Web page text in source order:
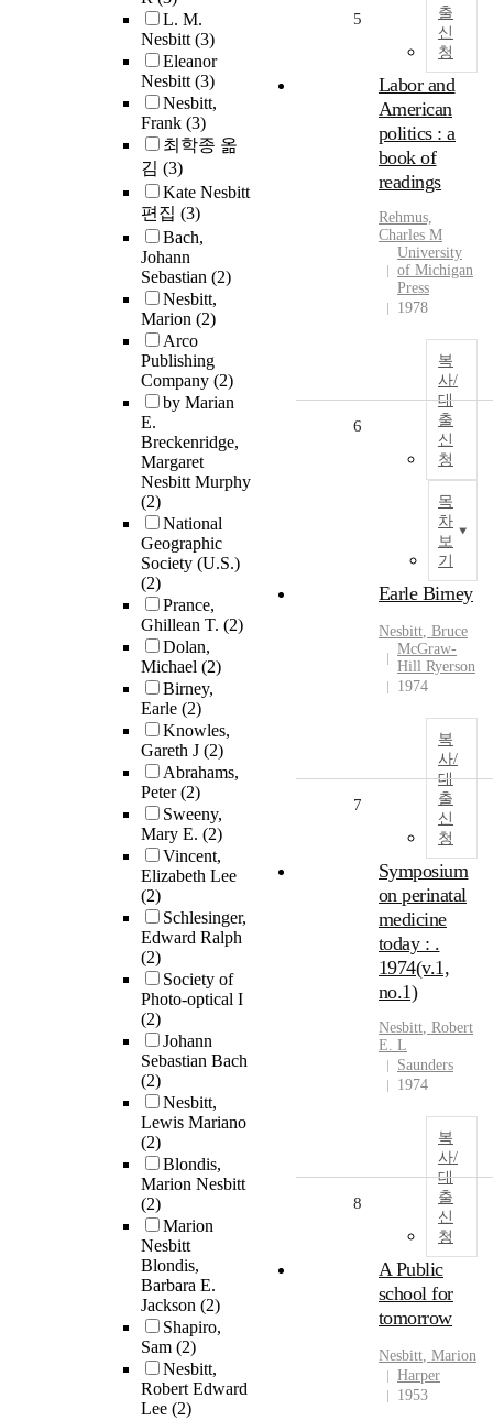
L. M.
Nesbitt(3)
Eleanor
Nesbitt(3)
Nesbitt,
Frank (3)
최학종 옮
김 (3)
Kate Nesbitt
편집 (3)
Bach,
Johann
Sebastian (2)
Nesbitt,
Marion (2)
Arco
Publishing
Company (2)
by Marian
E.
Breckenridge,
Margaret
Nesbitt Murphy
(2)
National
Geographic
Society (U.S.)
(2)
Prance,
Ghillean T. (2)
Dolan,
Michael (2)
Birney,
Earle (2)
Knowles,
Gareth J (2)
Abrahams,
Peter(2)
Sweeny,
Mary E. (2)
Vincent,
Elizabeth Lee
(2)
Schlesinger,
Edward Ralph
(2)
Society of
Photo-optical I
(2)
Johann
Sebastian Bach
(2)
Nesbitt,
Lewis Mariano
(2)
Blondis,
Marion Nesbitt
(2)
Marion
Nesbitt
Blondis,
Barbara E.
Jackson (2)
Shapiro,
Sam (2)
Nesbitt,
Robert Edward
Lee (2)
출
신
청
5
Labor and
American
politics : a
book of
readings
Rehmus,
Charles M
University
of Michigan
Press
1978
복
사/
대
출
신
청
목
차
보
기
6
Earle Birney
Nesbitt, Bruce
McGraw-
Hill Ryerson
1974
복
사/
대
출
신
청
7
Symposium
on perinatal
medicine
today : .
1974(v.1,
no.1)
Nesbitt, Robert
E. L
Saunders
1974
복
사/
대
출
신
청
8
A Public
school for
tomorrow
Nesbitt, Marion
Harper
1953